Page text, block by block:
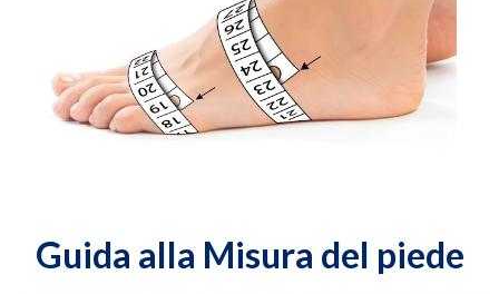
Guida alla Misura del piede